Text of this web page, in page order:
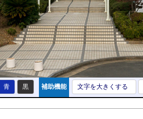
青 黒 補助機能 文字を大きくする